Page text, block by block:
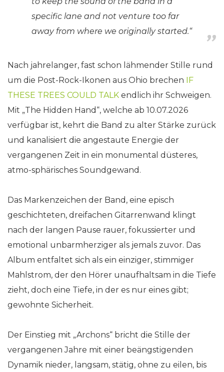
specific lane and not venture too far
away from where we originally started.“
Nach jahrelanger, fast schon lähmender Stille rund
um die Post-Rock-Ikonen aus Ohio brechen IF
THESE TREES COULD TALK endlich ihr Schweigen.
Mit „The Hidden Hand“, welche ab 10.07.2026
verfügbar ist, kehrt die Band zu alter Stärke zurück
und kanalisiert die angestaute Energie der
vergangenen Zeit in ein monumental düsteres,
atmo-sphärisches Soundgewand.
Das Markenzeichen der Band, eine episch
geschichteten, dreifachen Gitarrenwand klingt
nach der langen Pause rauer, fokussierter und
emotional unbarmherziger als jemals zuvor. Das
Album entfaltet sich als ein einziger, stimmiger
Mahlstrom, der den Hörer unaufhaltsam in die Tiefe
zieht, doch eine Tiefe, in der es nur eines gibt;
gewohnte Sicherheit.
Der Einstieg mit „Archons“ bricht die Stille der
vergangenen Jahre mit einer beängstigenden
Dynamik nieder, langsam, stätig, ohne zu eilen, bis